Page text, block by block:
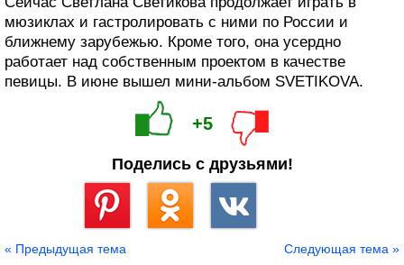
мюзиклах и гастролировать с ними по России и
ближнему зарубежью. Кроме того, она усердно
работает над собственным проектом в качестве
певицы. В июне вышел мини-альбом SVETIKOVA.
+5
Поделись с друзьями!
« Предыдущая тема Следующая тема »